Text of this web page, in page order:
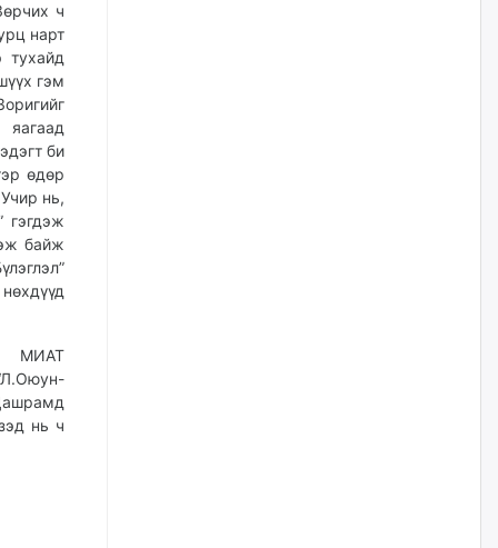
ч
нарт
тухайд
гэм
би
өдөр
нь,
гэгдэж
байж
МИАТ
нь ч